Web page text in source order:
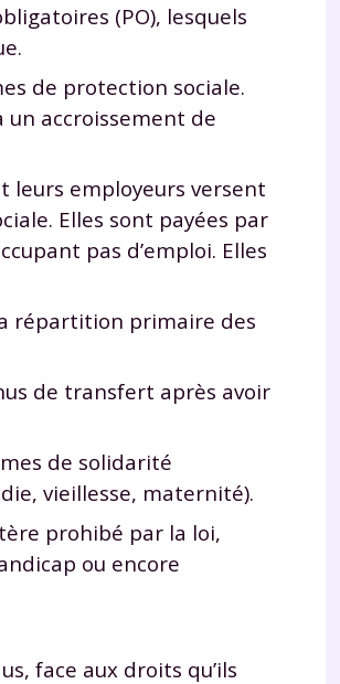
(PO), lesquels
de protection sociale.
accroissement de
leurs employeurs versent
Elles sont payées par
pas d’emploi. Elles
répartition primaire des
de transfert après avoir
de solidarité
vieillesse, maternité).
prohibé par la loi,
ou encore
face aux droits qu’ils